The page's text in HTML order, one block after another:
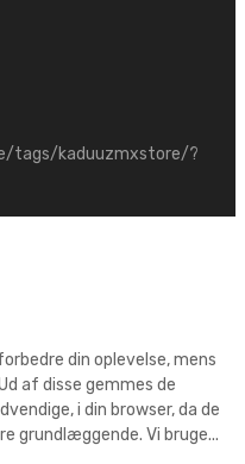
tags/kaduuzmxstore/?
din oplevelse, mens
af disse gemmes de
i din browser, da de
grundlæggende. Vi bruge...